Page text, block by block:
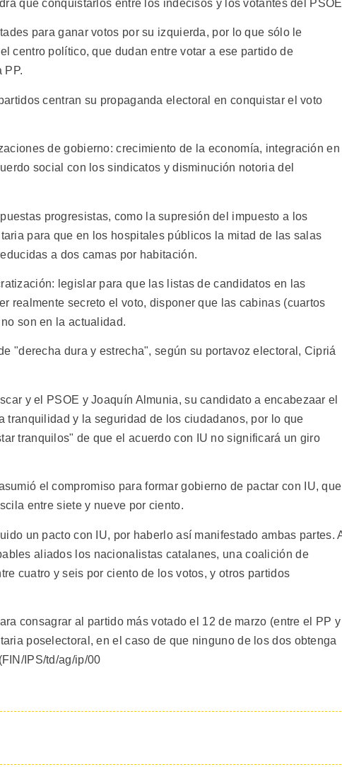
que conquistarlos entre los indecisos y los votantes del
para ganar votos por su izquierda, por lo que sólo le
centro político, que dudan entre votar a ese partido de
PP.
centran su propaganda electoral en conquistar el voto
de gobierno: crecimiento de la economía, integración en
social con los sindicatos y disminución notoria del
progresistas, como la supresión del impuesto a los
para que en los hospitales públicos la mitad de las salas
a dos camas por habitación.
legislar para que las listas de candidatos en las
realmente secreto el voto, disponer que las cabinas (cuartos
son en la actualidad.
"derecha dura y estrecha", según su portavoz electoral, Cipriá
y el PSOE y Joaquín Almunia, su candidato a encabezaar el
tranquilidad y la seguridad de los ciudadanos, por lo que
tranquilos" de que el acuerdo con IU no significará un giro
el compromiso para formar gobierno de pactar con IU, que
entre siete y nueve por ciento.
un pacto con IU, por haberlo así manifestado ambas partes.
aliados los nacionalistas catalanes, una coalición de
cuatro y seis por ciento de los votos, y otros partidos
consagrar al partido más votado el 12 de marzo (entre el PP y
poselectoral, en el caso de que ninguno de los dos obtenga
IPS/td/ag/ip/00